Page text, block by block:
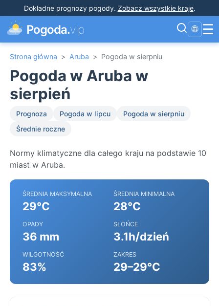
Dokładne prognozy pogody. Zobacz wszystkie kraje.
Pogoda.vip 🌐 ☰
Strona główna > Aruba > Pogoda w sierpniu
Pogoda w Aruba w
sierpień
Prognoza Pogoda w lipcu
Pogoda w sierpniu
Średnie roczne
Normy klimatyczne dla całego kraju na podstawie 10
miast w Aruba.
ŚREDNIA MAKSYMALNA
29°C
ŚREDNIA MINIMALNA
28°C
OPADY
36 mm
SŁOŃCE
3.1h/dzień
WILGOTNOŚĆ
83%
ZAKRES
29–29°C